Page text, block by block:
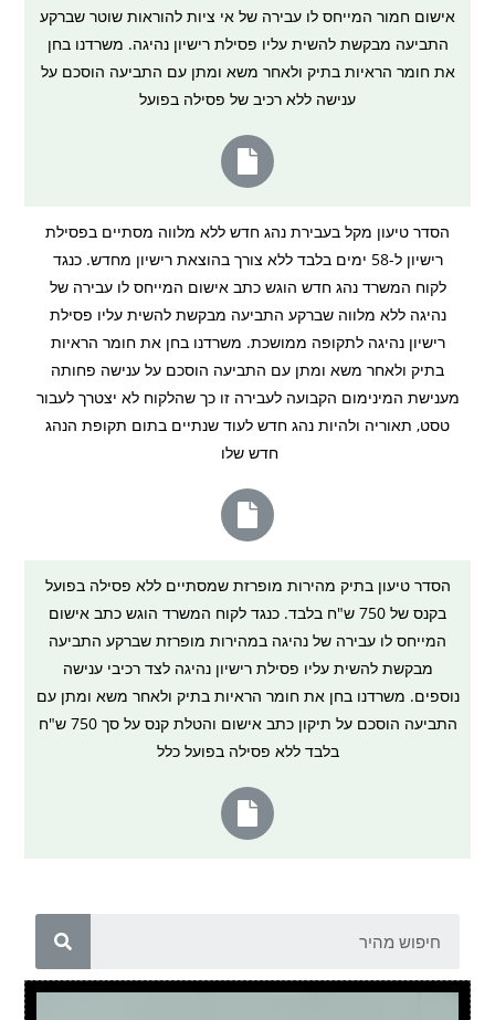
אישום חמור המייחס לו עבירה של אי ציות להוראות שוטר שברקע
התביעה מבקשת להשית עליו פסילת רישיון נהיגה. משרדנו בחן
את חומר הראיות בתיק ולאחר משא ומתן עם התביעה הוסכם על
ענישה ללא רכיב של פסילה בפועל
הסדר טיעון מקל בעבירת נהג חדש ללא מלווה מסתיים בפסילת
רישיון ל-58 ימים בלבד ללא צורך בהוצאת רישיון מחדש. כנגד
לקוח המשרד נהג חדש הוגש כתב אישום המייחס לו עבירה של
נהיגה ללא מלווה שברקע התביעה מבקשת להשית עליו פסילת
רישיון נהיגה לתקופה ממושכת. משרדנו בחן את חומר הראיות
בתיק ולאחר משא ומתן עם התביעה הוסכם על ענישה פחותה
מענישת המינימום הקבועה לעבירה זו כך שהלקוח לא יצטרך לעבור
טסט, תאוריה ולהיות נהג חדש לעוד שנתיים בתום תקופת הנהג
חדש שלו
הסדר טיעון בתיק מהירות מופרזת שמסתיים ללא פסילה בפועל
בקנס של 750 ש"ח בלבד. כנגד לקוח המשרד הוגש כתב אישום
המייחס לו עבירה של נהיגה במהירות מופרזת שברקע התביעה
מבקשת להשית עליו פסילת רישיון נהיגה לצד רכיבי ענישה
נוספים. משרדנו בחן את חומר הראיות בתיק ולאחר משא ומתן עם
התביעה הוסכם על תיקון כתב אישום והטלת קנס על סך 750 ש"ח
בלבד ללא פסילה בפועל כלל